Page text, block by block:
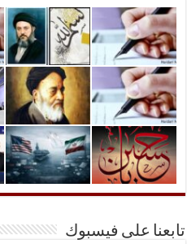
تابعنا على فيسبوك